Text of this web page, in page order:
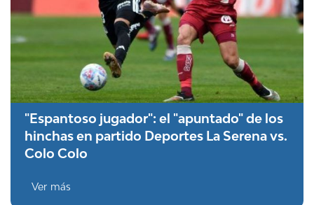
"Espantoso jugador": el "apuntado" de los
hinchas en partido Deportes La Serena vs.
Colo Colo
Ver más